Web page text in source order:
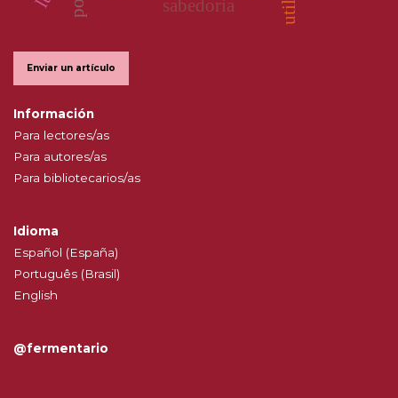
sabedoria
Enviar un artículo
Información
Para lectores/as
Para autores/as
Para bibliotecarios/as
Idioma
Español (España)
Português (Brasil)
English
@fermentario